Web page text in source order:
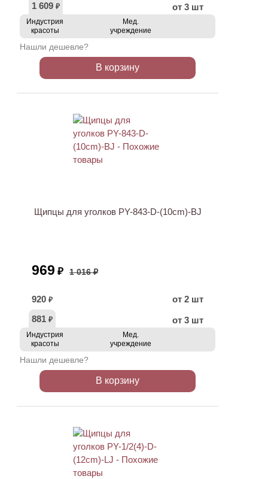
1 609 ₽ от 3 шт
Индустрия
красоты
Мед.
учреждение
Нашли дешевле?
В корзину
Щипцы для уголков PY-843-D-(10cm)-BJ
969 ₽ 1 016 ₽
920 ₽
от 2 шт
881 ₽ от 3 шт
Индустрия
красоты
Мед.
учреждение
Нашли дешевле?
В корзину